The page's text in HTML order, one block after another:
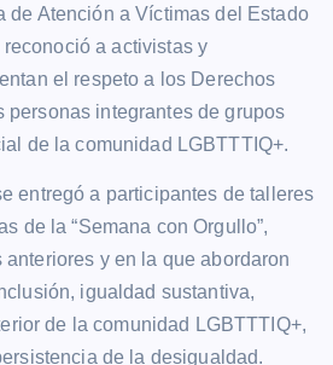
de Atención a Víctimas del Estado
a activistas y
el respeto a los Derechos
personas integrantes de grupos
de la comunidad LGBTTTIQ+.
entregó a participantes de talleres
de la “Semana con Orgullo”,
y en la que abordaron
igualdad sustantiva,
de la comunidad LGBTTTIQ+,
de la desigualdad.